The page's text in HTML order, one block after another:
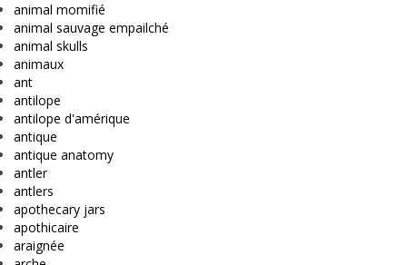
animal momifié
animal sauvage empailché
animal skulls
animaux
ant
antilope
antilope d'amérique
antique
antique anatomy
antler
antlers
apothecary jars
apothicaire
araignée